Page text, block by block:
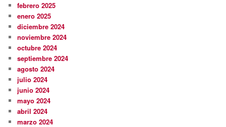
febrero 2025
enero 2025
diciembre 2024
noviembre 2024
octubre 2024
septiembre 2024
agosto 2024
julio 2024
junio 2024
mayo 2024
abril 2024
marzo 2024